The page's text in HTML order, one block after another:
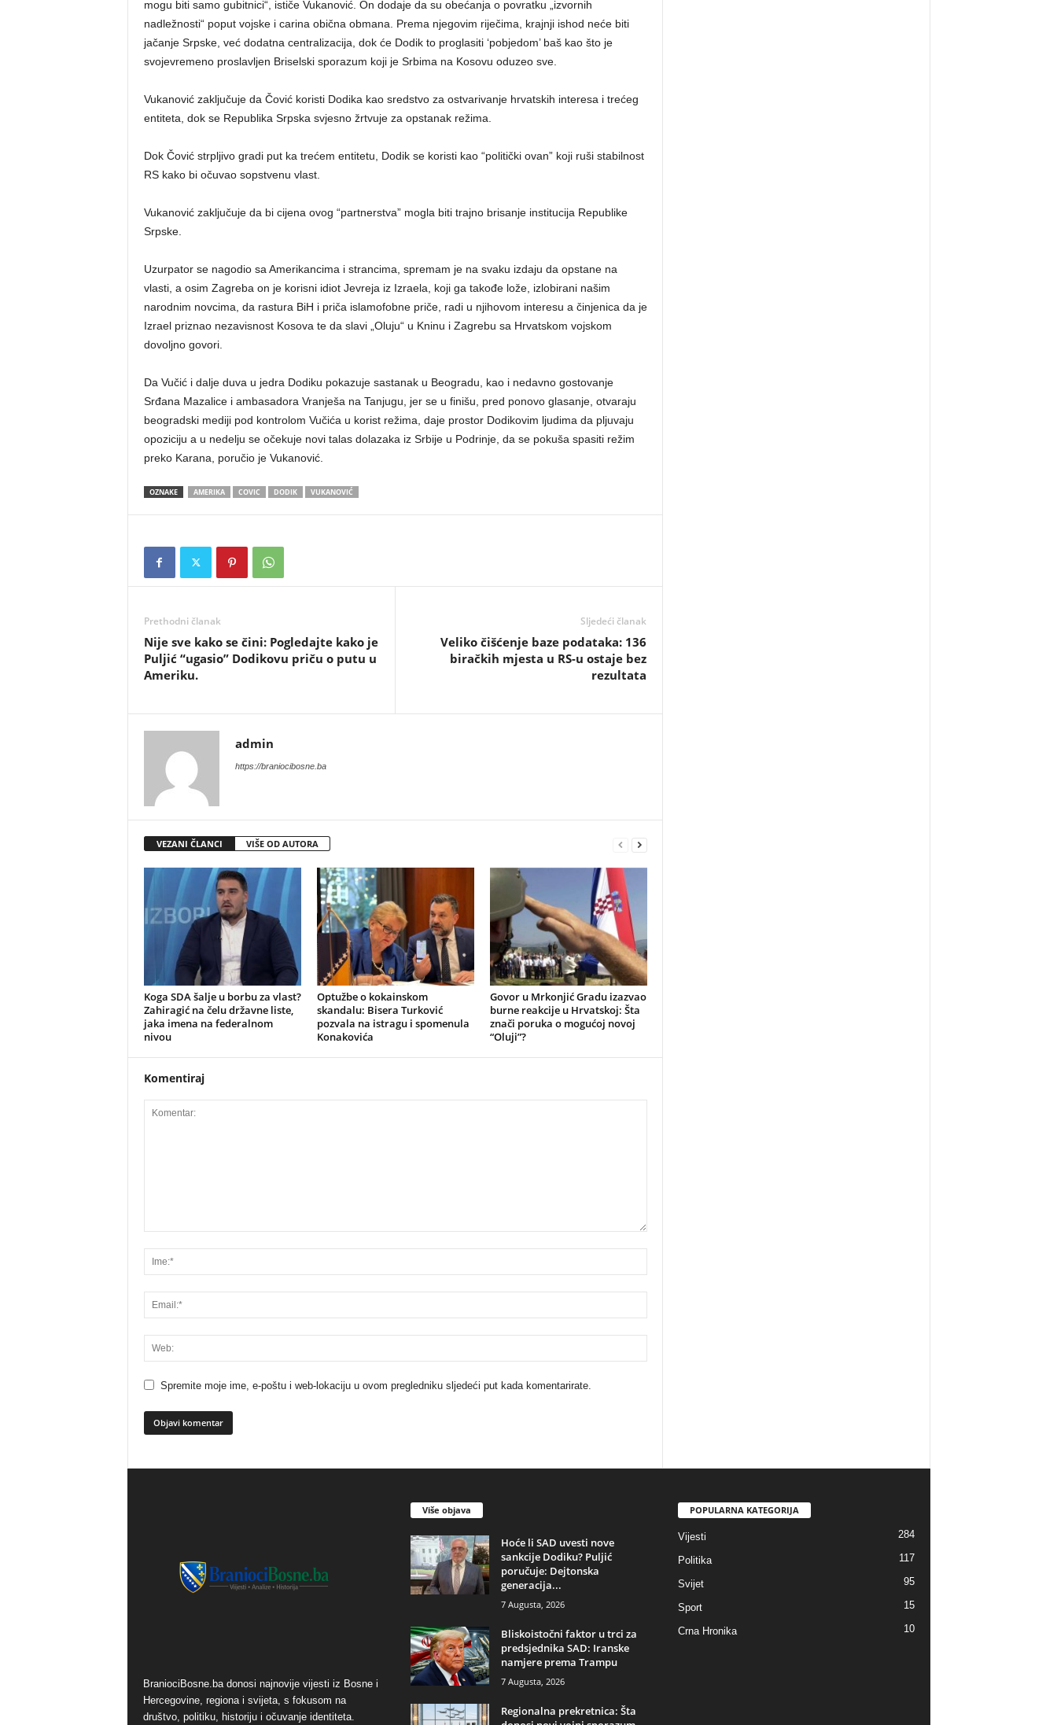
mogu biti samo gubitnici“, ističe Vukanović. On dodaje da su obećanja o povratku „izvornih
nadležnosti“ poput vojske i carina obična obmana. Prema njegovim riječima, krajnji ishod neće biti
jačanje Srpske, već dodatna centralizacija, dok će Dodik to proglasiti ‘pobjedom’ baš kao što je
svojevremeno proslavljen Briselski sporazum koji je Srbima na Kosovu oduzeo sve.
Vukanović zaključuje da Čović koristi Dodika kao sredstvo za ostvarivanje hrvatskih interesa i trećeg
entiteta, dok se Republika Srpska svjesno žrtvuje za opstanak režima.
Dok Čović strpljivo gradi put ka trećem entitetu, Dodik se koristi kao “politički ovan” koji ruši stabilnost
RS kako bi očuvao sopstvenu vlast.
​Vukanović zaključuje da bi cijena ovog “partnerstva” mogla biti trajno brisanje institucija Republike
Srpske.
Uzurpator se nagodio sa Amerikancima i strancima, spremam je na svaku izdaju da opstane na
vlasti, a osim Zagreba on je korisni idiot Jevreja iz Izraela, koji ga takođe lože, izlobirani našim
narodnim novcima, da rastura BiH i priča islamofobne priče, radi u njihovom interesu a činjenica da je
Izrael priznao nezavisnost Kosova te da slavi „Oluju“ u Kninu i Zagrebu sa Hrvatskom vojskom
dovoljno govori.
Da Vučić i dalje duva u jedra Dodiku pokazuje sastanak u Beogradu, kao i nedavno gostovanje
Srđana Mazalice i ambasadora Vranješa na Tanjugu, jer se u finišu, pred ponovo glasanje, otvaraju
beogradski mediji pod kontrolom Vučića u korist režima, daje prostor Dodikovim ljudima da pljuvaju
opoziciju a u nedelju se očekuje novi talas dolazaka iz Srbije u Podrinje, da se pokuša spasiti režim
preko Karana, poručio je Vukanović.
OZNAKE AMERIKA COVIC DODIK VUKANOVIĆ
Prethodni članak
​Nije sve kako se čini: Pogledajte kako je
Puljić “ugasio” Dodikovu priču o putu u
Ameriku.
Sljedeći članak
Veliko čišćenje baze podataka: 136
biračkih mjesta u RS-u ostaje bez
rezultata
admin
https://braniocibosne.ba
VEZANI ČLANCI VIŠE OD AUTORA
​Koga SDA šalje u borbu za vlast?
Zahiragić na čelu državne liste,
jaka imena na federalnom
nivou
​Optužbe o kokainskom
skandalu: Bisera Turković
pozvala na istragu i spomenula
Konakovića
​Govor u Mrkonjić Gradu izazvao
burne reakcije u Hrvatskoj: Šta
znači poruka o mogućoj novoj
“Oluji”?
Komentiraj
Spremite moje ime, e-poštu i web-lokaciju u ovom pregledniku sljedeći put kada komentarirate.
BraniociBosne.ba donosi najnovije vijesti iz Bosne i
Hercegovine, regiona i svijeta, s fokusom na
društvo, politiku, historiju i očuvanje identiteta.
Više objava
​Hoće li SAD uvesti nove
sankcije Dodiku? Puljić
poručuje: Dejtonska
generacija...
7 Augusta, 2026
​Bliskoistočni faktor u trci za
predsjednika SAD: Iranske
namjere prema Trampu
7 Augusta, 2026
​Regionalna prekretnica: Šta
POPULARNA KATEGORIJA
Vijesti 284
Politika 117
Svijet 95
Sport 15
Crna Hronika 10